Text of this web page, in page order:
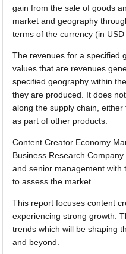
gain from the sale of goods
market and geography
terms of the currency (in
The revenues for a specified
values that are revenues
specified geography within
they are produced. It does
along the supply chain,
as part of other products.
Content Creator Economy
Business Research
and senior management with
to assess the market.
This report focuses content
experiencing strong growth.
trends which will be shaping
and beyond.